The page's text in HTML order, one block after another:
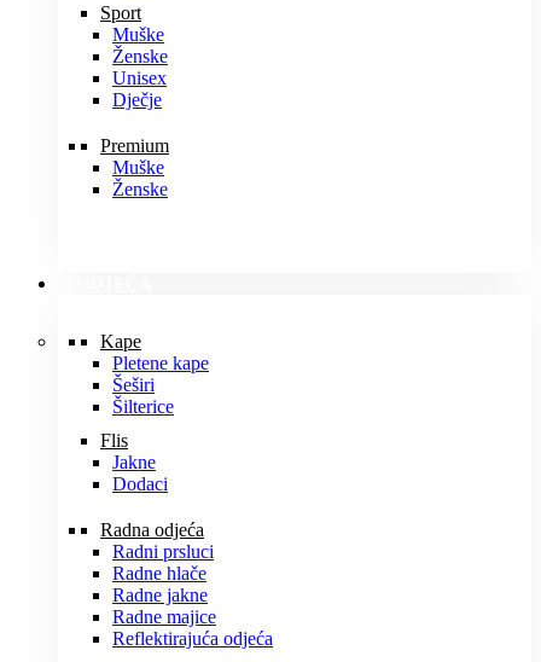
Sport
Muške
Ženske
Unisex
Dječje
Premium
Muške
Ženske
Kape
Pletene kape
Šeširi
Šilterice
Flis
Jakne
Dodaci
Radna odjeća
Radni prsluci
Radne hlače
Radne jakne
Radne majice
Reflektirajuća odjeća